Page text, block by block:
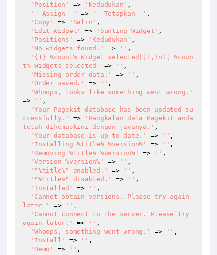
'Position'
=> 'Kedudukan' ,
'- Assign -'
=> '- Tetapkan -' ,
'Copy'
=> 'Salin' ,
'Edit Widget'
=> 'Sunting Widget' ,
'Positions'
=> 'Kedudukan' ,
'No widgets found.'
=> '' ,
'{1} %count% Widget selected|]1,Inf[ %coun
t% Widgets selected'
=> '' ,
'Missing order data.'
=> '' ,
'Order saved.'
=> '' ,
'Whoops, looks like something went wrong.'
=>
'' ,
'Your Pagekit database has been updated su
ccessfully.'
=>
'Pangkalan data Pagekit anda
telah dikemaskini dengan jayanya.' ,
'Your database is up to date.'
=> '' ,
'Installing %title% %version%'
=> '' ,
'Removing %title% %version%'
=> '' ,
'Version %version%'
=> '' ,
'"%title%" enabled.'
=> '' ,
'"%title%" disabled.'
=> '' ,
'Installed'
=> '' ,
'Cannot obtain versions. Please try again
later.'
=> '' ,
'Cannot connect to the server. Please try
again later.'
=> '' ,
'Whoops, something went wrong.'
=> '' ,
'Install'
=> '' ,
'Demo'
=> '' ,